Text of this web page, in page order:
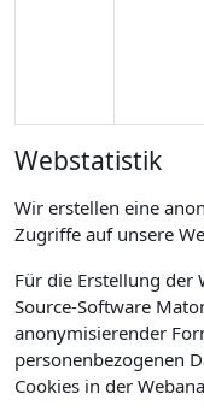
Webstatistik
Wir erstellen eine
Zugriffe auf unsere
Für die Erstellung der
Source-Software
anonymisierender
personenbezogenen
Cookies in der